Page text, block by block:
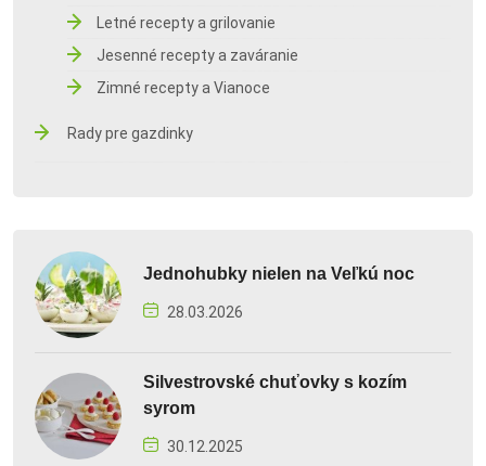
Letné recepty a grilovanie
Jesenné recepty a zaváranie
Zimné recepty a Vianoce
Rady pre gazdinky
Jednohubky nielen na Veľkú noc
28.03.2026
Silvestrovské chuťovky s kozím
syrom
30.12.2025